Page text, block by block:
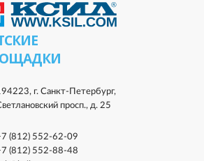
г. Санкт-Петербург,
просп., д. 25
(812) 552-62-09
(812) 552-88-48